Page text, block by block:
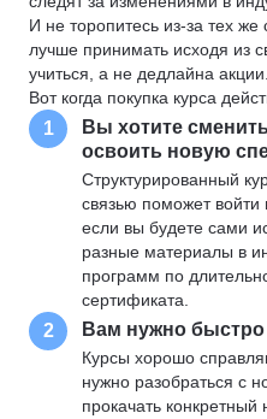
И не торопитесь из-за тех
лучше принимать исходя из
учиться, а не дедлайна акции.
Вот когда покупка курса
1
Вы хотите
освоить новую
Структурированный
связью поможет войти
если вы будете сами
разные материалы в
программ по
сертификата.
2 Вам нужно быстро
Курсы хорошо
нужно разобраться с
прокачать